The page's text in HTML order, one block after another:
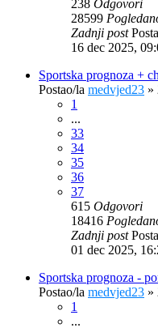
238 Odgovori
28599
Zadnji post
16 dec 2025,
Sportska prognoza +
Postao/la medvjed23 »
1
...
33
34
35
36
37
615 Odgovori
18416
Zadnji post
01 dec 2025,
Sportska prognoza -
Postao/la medvjed23 »
1
...